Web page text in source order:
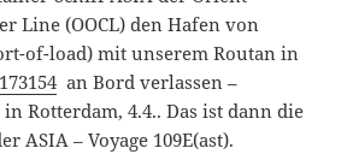
Line (OOCL) den Hafen von
of-load) mit unserem Routan in
an Bord verlassen –
Rotterdam, 4.4.. Das ist dann die
ASIA – Voyage 109E(ast).